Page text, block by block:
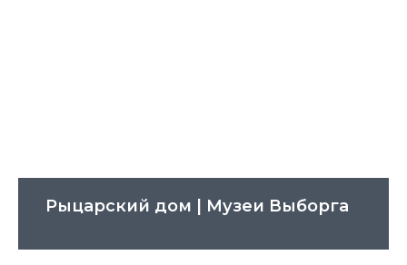
Рыцарский дом | Музеи Выборга